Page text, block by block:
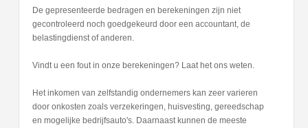
De gepresenteerde bedragen en berekeningen zijn niet
gecontroleerd noch goedgekeurd door een accountant, de
belastingdienst of anderen.
Vindt u een fout in onze berekeningen? Laat het ons weten.
Het inkomen van zelfstandig ondernemers kan zeer varieren
door onkosten zoals verzekeringen, huisvesting, gereedschap
en mogelijke bedrijfsauto's. Daarnaast kunnen de meeste